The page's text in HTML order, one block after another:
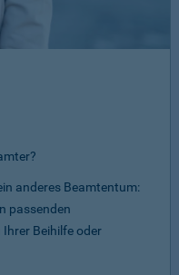
anderes Beamtentum:
passenden
Beihilfe oder